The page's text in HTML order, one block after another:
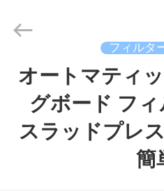
家
2026
Technology
フィルタ
オートマティ
グボード フ
スラッドプレ
簡